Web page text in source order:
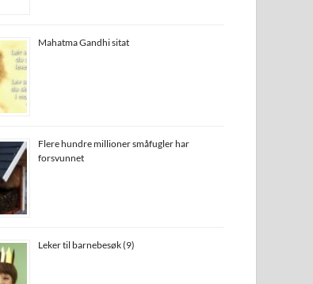
Mahatma Gandhi sitat
Flere hundre millioner småfugler har
forsvunnet
Leker til barnebesøk (9)